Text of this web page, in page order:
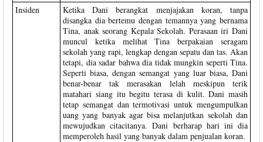
Insiden
Ketika Dani berangkat menjajakan koran, tanpa
disangka dia bertemu dengan temannya yang bernama
Tina, anak seorang Kepala Sekolah. Perasaan iri Dani
muncul ketika melihat Tina berpakaian seragam
sekolah yang rapi, lengkap dengan sepatu dan tas. Akan
tetapi, dia sadar bahwa dia tidak mungkin seperti Tina.
Seperti biasa, dengan semangat yang luar biasa, Dani
benar-benar tak merasakan lelah meskipun terik
matahari siang itu begitu terasa di kulit. Dani masih
tetap semangat dan termotivasi untuk mengumpulkan
uang yang banyak agar bisa melanjutkan sekolah dan
mewujudkan citacitanya. Dani berharap hari ini dia
memperoleh hasil yang banyak dalam penjualan koran.